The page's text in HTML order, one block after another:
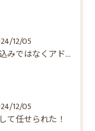
12/05
売り込みではなくアドバイス！
12/05
て任せられた！